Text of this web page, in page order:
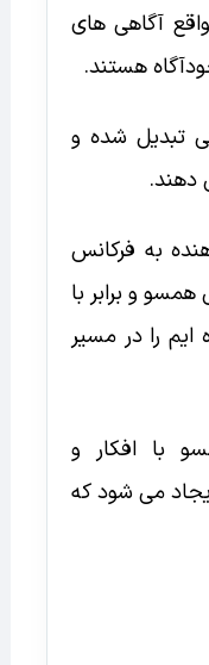
آگاهی های
هستند.
تبدیل شده و
دهند.
به فرکانس
و برابر با
را در مسیر
با افکار و
می شود که